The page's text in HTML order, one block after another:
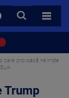
CAUTA
TOATE
care provoacă neliniște
Trump